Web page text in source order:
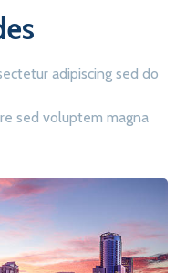
adipiscing sed do
sed voluptem magna